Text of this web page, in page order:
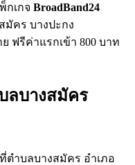
กเกจ BroadBand24
มัคร บางปะกง
ฟรีค่าแรกเข้า 800 บาท
ลบางสมัคร
ำบลบางสมัคร อำเภอ